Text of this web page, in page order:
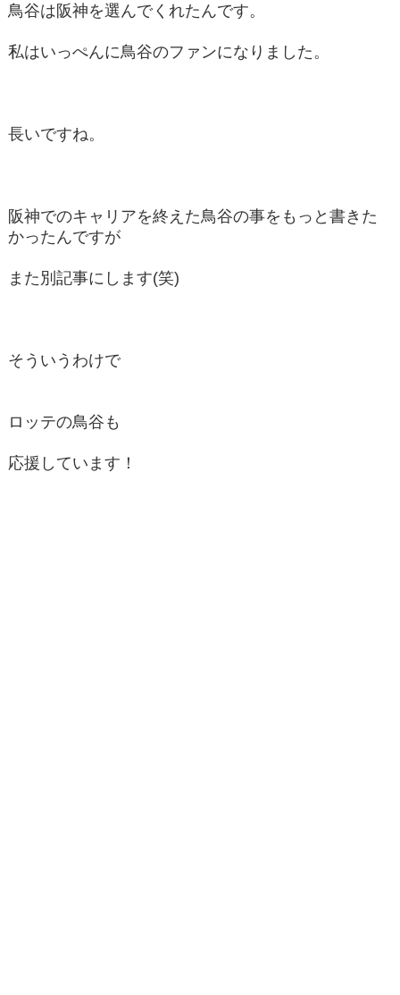
鳥谷は阪神を選んでくれたんです。
私はいっぺんに鳥谷のファンになりました。
長いですね。
阪神でのキャリアを終えた鳥谷の事をもっと書きた
かったんですが
また別記事にします(笑)
そういうわけで
ロッテの鳥谷も
応援しています！